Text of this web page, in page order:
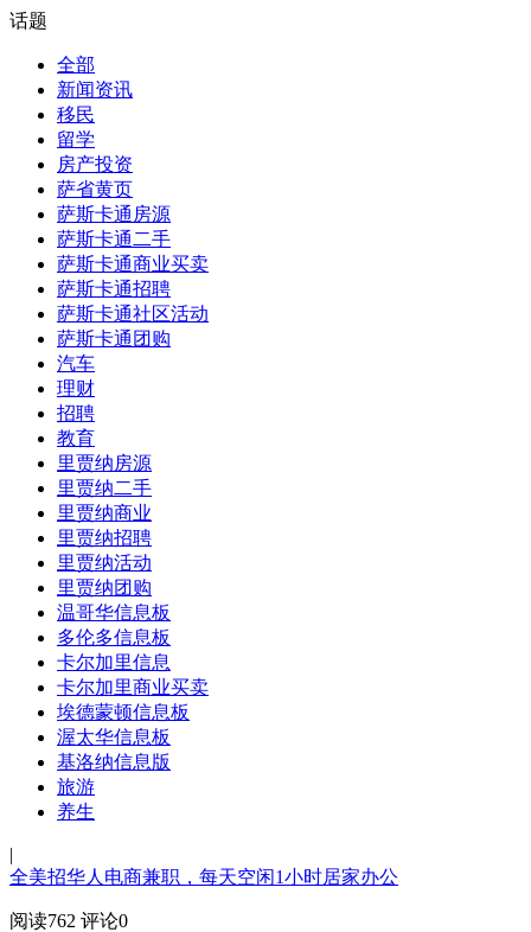
话题
全部
新闻资讯
移民
留学
房产投资
萨省黄页
萨斯卡通房源
萨斯卡通二手
萨斯卡通商业买卖
萨斯卡通招聘
萨斯卡通社区活动
萨斯卡通团购
汽车
理财
招聘
教育
里贾纳房源
里贾纳二手
里贾纳商业
里贾纳招聘
里贾纳活动
里贾纳团购
温哥华信息板
多伦多信息板
卡尔加里信息
卡尔加里商业买卖
埃德蒙顿信息板
渥太华信息板
基洛纳信息版
旅游
养生
|
全美招华人电商兼职，每天空闲1小时居家办公
阅读762 评论0